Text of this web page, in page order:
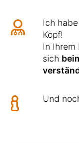
Ich
Kopf!
In Ihrem
sich
Und